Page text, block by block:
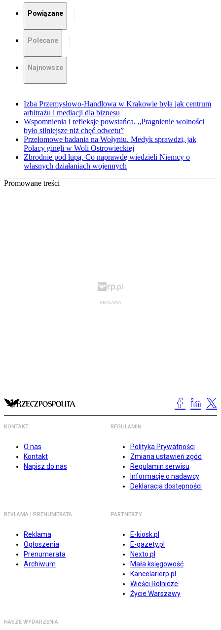
Powiązane
Polecane
Najnowsze
Izba Przemysłowo-Handlowa w Krakowie była jak centrum
arbitrażu i mediacji dla biznesu
Wspomnienia i refleksje powstańca. „Pragnienie wolności
było silniejsze niż chęć odwetu”
Przełomowe badania na Wołyniu. Medyk sprawdzi, jak
Polacy ginęli w Woli Ostrowieckiej
Zbrodnie pod lupą. Co naprawdę wiedzieli Niemcy o
własnych działaniach wojennych
Promowane treści
KONTAKT
O nas
Kontakt
Napisz do nas
REGULAMIN
Polityka Prywatności
Zmiana ustawień zgód
Regulamin serwisu
Informacje o nadawcy
Deklaracja dostępności
REKLAMA I PRENUMERATA
Reklama
Ogłoszenia
Prenumerata
Archiwum
PARTNERZY
E-kiosk.pl
E-gazety.pl
Nexto.pl
Mała księgowość
Kancelarierp.pl
Wieści Rolnicze
Życie Warszawy
NASZE WYDARZENIA